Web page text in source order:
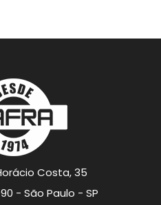
Costa, 35
- São Paulo - SP